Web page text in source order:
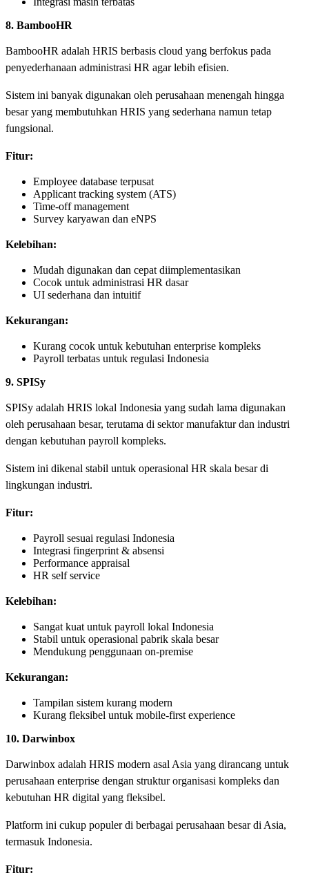
8. BambooHR
BambooHR adalah HRIS berbasis cloud yang berfokus pada
penyederhanaan administrasi HR agar lebih efisien.
Sistem ini banyak digunakan oleh perusahaan menengah hingga
besar yang membutuhkan HRIS yang sederhana namun tetap
fungsional.
Fitur:
Employee database terpusat
Applicant tracking system (ATS)
Time-off management
Survey karyawan dan eNPS
Kelebihan:
Mudah digunakan dan cepat diimplementasikan
Cocok untuk administrasi HR dasar
UI sederhana dan intuitif
Kekurangan:
Kurang cocok untuk kebutuhan enterprise kompleks
Payroll terbatas untuk regulasi Indonesia
9. SPISy
SPISy adalah HRIS lokal Indonesia yang sudah lama digunakan
oleh perusahaan besar, terutama di sektor manufaktur dan industri
dengan kebutuhan payroll kompleks.
Sistem ini dikenal stabil untuk operasional HR skala besar di
lingkungan industri.
Fitur:
Payroll sesuai regulasi Indonesia
Integrasi fingerprint & absensi
Performance appraisal
HR self service
Kelebihan:
Sangat kuat untuk payroll lokal Indonesia
Stabil untuk operasional pabrik skala besar
Mendukung penggunaan on-premise
Kekurangan:
Tampilan sistem kurang modern
Kurang fleksibel untuk mobile-first experience
10. Darwinbox
Darwinbox adalah HRIS modern asal Asia yang dirancang untuk
perusahaan enterprise dengan struktur organisasi kompleks dan
kebutuhan HR digital yang fleksibel.
Platform ini cukup populer di berbagai perusahaan besar di Asia,
termasuk Indonesia.
Fitur: